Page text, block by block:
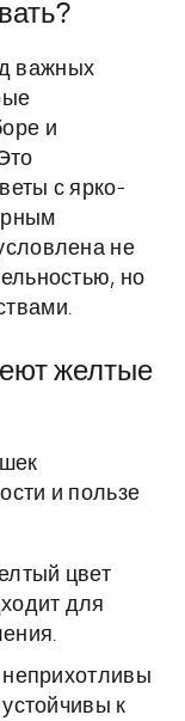
важных
и
с ярко-
не
но
желтые
и пользе
цвет
для
к